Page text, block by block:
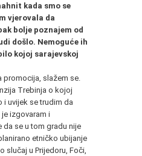
kada smo se
vjerovala da
bolje poznajem od
došlo. Nemoguće ih
kojoj sarajevskoj
promocija, slažem se.
Trebinja o kojoj
i uvijek se trudim da
izgovaram i
da se u tom gradu nije
etničko ubijanje
slučaj u Prijedoru, Foči,